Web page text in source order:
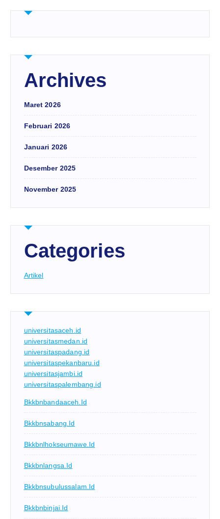
Archives
Maret 2026
Februari 2026
Januari 2026
Desember 2025
November 2025
Categories
Artikel
universitasaceh.id
universitasmedan.id
universitaspadang.id
universitaspekanbaru.id
universitasjambi.id
universitaspalembang.id
Bkkbnbandaaceh.id
Bkkbnsabang.id
Bkkbnlhokseumawe.id
Bkkbnlangsa.id
Bkkbnsubulussalam.id
Bkkbnbinjai.id